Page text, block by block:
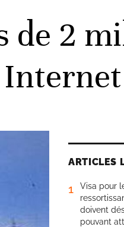
de 2
Internet
ARTICLES
1
Visa pour
doivent
pouvant